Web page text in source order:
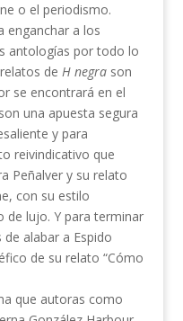
o el periodismo.
enganchar a los
antologías por todo lo
de H negrason
se encontrará en el
una apuesta segura
y para
reivindicativo que
Peñalver y su relato
con su estilo
de lujo. Y para terminar
alabar a Espido
de su relato “Cómo
que autoras como